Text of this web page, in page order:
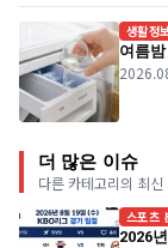
생활정
여름
더 많은 이슈
다른 카테고리의 최신
스포츠
2026